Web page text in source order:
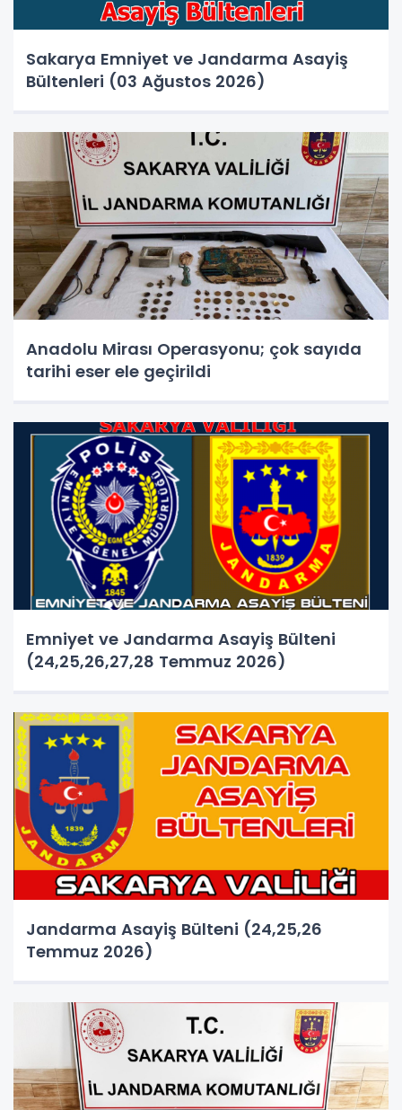
Sakarya Emniyet ve Jandarma Asayiş
Bültenleri (03 Ağustos 2026)
Anadolu Mirası Operasyonu; çok sayıda
tarihi eser ele geçirildi
Emniyet ve Jandarma Asayiş Bülteni
(24,25,26,27,28 Temmuz 2026)
Jandarma Asayiş Bülteni (24,25,26
Temmuz 2026)